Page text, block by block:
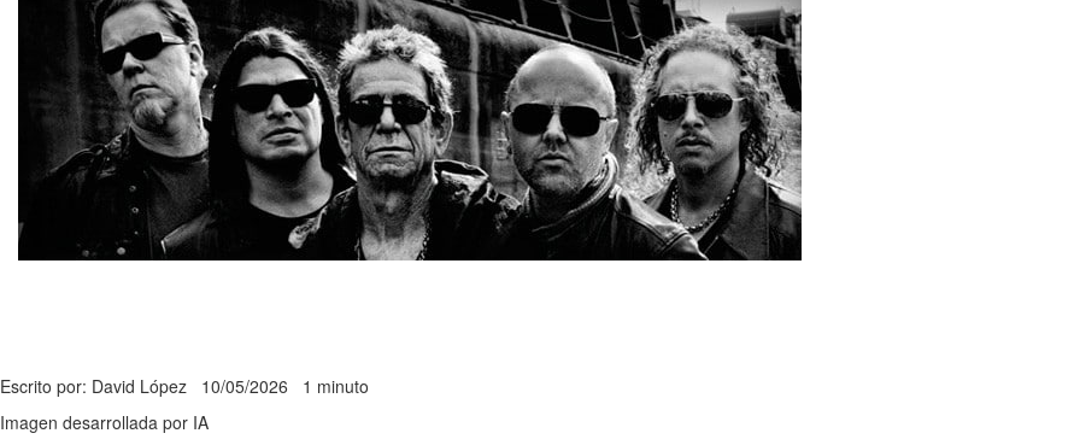
Escrito por: David López 10/05/2026 1 minuto
Imagen desarrollada por IA